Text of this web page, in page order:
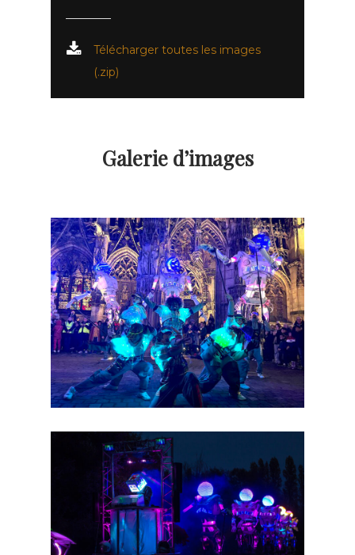
Télécharger toutes les images
(.zip)
Galerie d’images